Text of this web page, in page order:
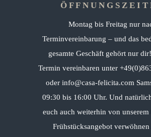
Montag bis Freitag nur
Terminvereinbarung – und das
gesamte Geschäft gehört nur
Termin vereinbaren unter
oder info@casa-felicita.com
09:30 bis 16:00 Uhr. Und
euch auch weiterhin von
Frühstücksangebot verwöhnen